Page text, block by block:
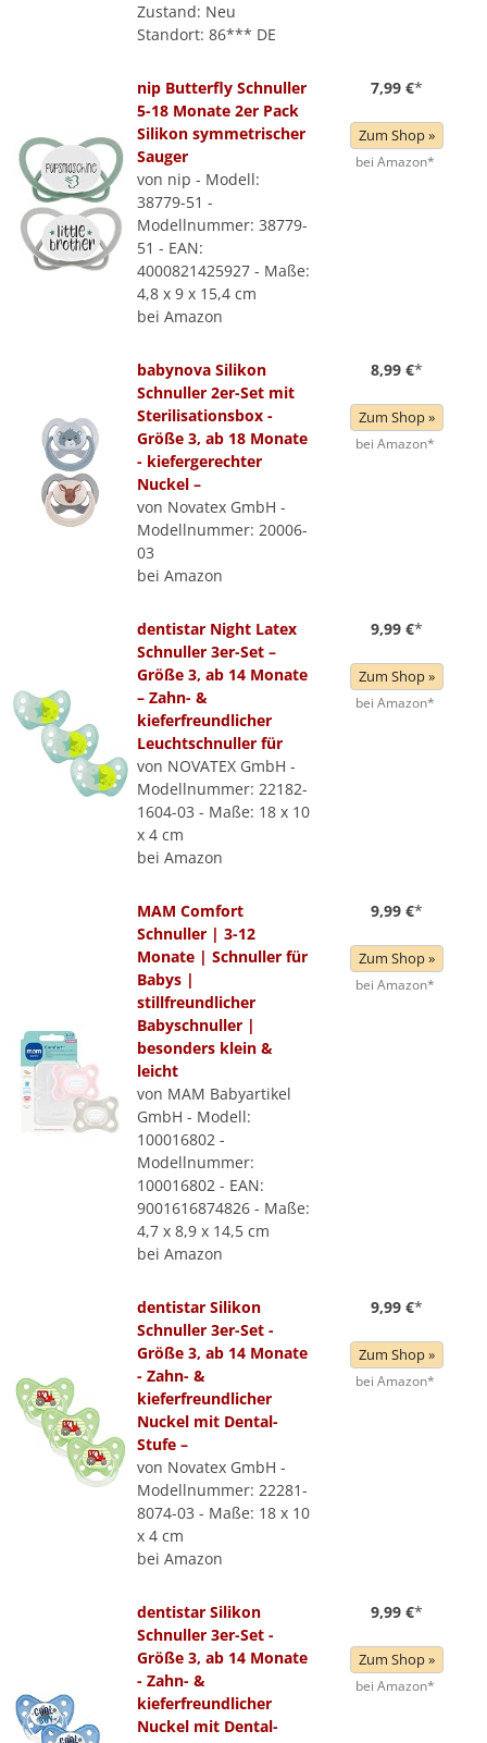
Zustand: Neu
Standort: 86*** DE
nip Butterfly Schnuller
5-18 Monate 2er Pack
Silikon symmetrischer
Sauger
von nip - Modell:
38779-51 -
Modellnummer: 38779-
51 - EAN:
4000821425927 - Maße:
4,8 x 9 x 15,4 cm
bei Amazon
7,99 €*
Zum Shop »
bei Amazon*
babynova Silikon
Schnuller 2er-Set mit
Sterilisationsbox -
Größe 3, ab 18 Monate
- kiefergerechter
Nuckel –
von Novatex GmbH -
Modellnummer: 20006-
03
bei Amazon
8,99 €*
Zum Shop »
bei Amazon*
dentistar Night Latex
Schnuller 3er-Set –
Größe 3, ab 14 Monate
– Zahn- &
kieferfreundlicher
Leuchtschnuller für
von NOVATEX GmbH -
Modellnummer: 22182-
1604-03 - Maße: 18 x 10
x 4 cm
bei Amazon
9,99 €*
Zum Shop »
bei Amazon*
MAM Comfort
Schnuller | 3-12
Monate | Schnuller für
Babys |
stillfreundlicher
Babyschnuller |
besonders klein &
leicht
von MAM Babyartikel
GmbH - Modell:
100016802 -
Modellnummer:
100016802 - EAN:
9001616874826 - Maße:
4,7 x 8,9 x 14,5 cm
bei Amazon
9,99 €*
Zum Shop »
bei Amazon*
dentistar Silikon
Schnuller 3er-Set -
Größe 3, ab 14 Monate
- Zahn- &
kieferfreundlicher
Nuckel mit Dental-
Stufe –
von Novatex GmbH -
Modellnummer: 22281-
8074-03 - Maße: 18 x 10
x 4 cm
bei Amazon
9,99 €*
Zum Shop »
bei Amazon*
dentistar Silikon
Schnuller 3er-Set -
Größe 3, ab 14 Monate
- Zahn- &
kieferfreundlicher
Nuckel mit Dental-
9,99 €*
Zum Shop »
bei Amazon*